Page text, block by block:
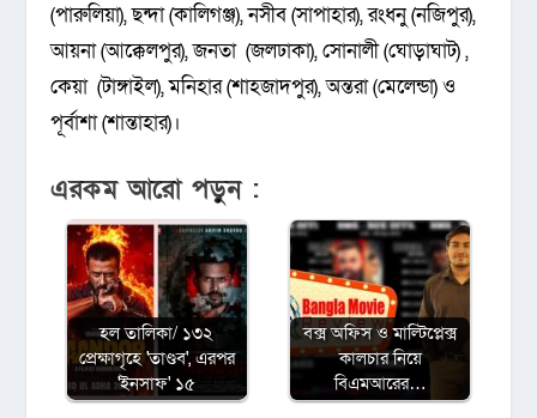
(পারুলিয়া), ছন্দা (কালিগঞ্জ), নসীব (সাপাহার), রংধনু (নজিপুর),
আয়না (আক্কেলপুর), জনতা (জলঢাকা), সোনালী (ঘোড়াঘাট) ,
কেয়া (টাঙ্গাইল), মনিহার (শাহজাদপুর), অন্তরা (মেলেন্ডা) ও
পূর্বাশা (শান্তাহার)।
এরকম আরো পড়ুন :
হল তালিকা/ ১৩২
প্রেক্ষাগৃহে 'তাণ্ডব', এরপর
'ইনসাফ' ১৫
বক্স অফিস ও মাল্টিপ্লেক্স
কালচার নিয়ে
বিএমআরের…